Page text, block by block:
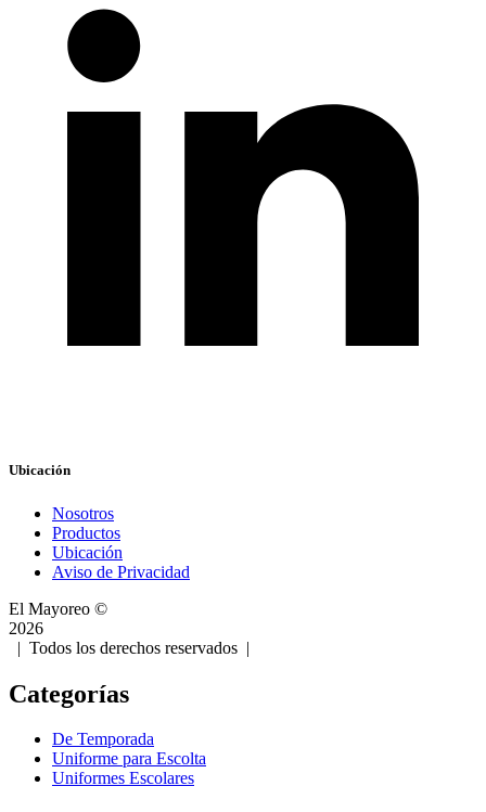
Ubicación
Nosotros
Productos
Ubicación
Aviso de Privacidad
El Mayoreo ©
2026
| Todos los derechos reservados |
Categorías
De Temporada
Uniforme para Escolta
Uniformes Escolares